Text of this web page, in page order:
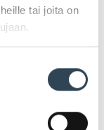
tai joita on